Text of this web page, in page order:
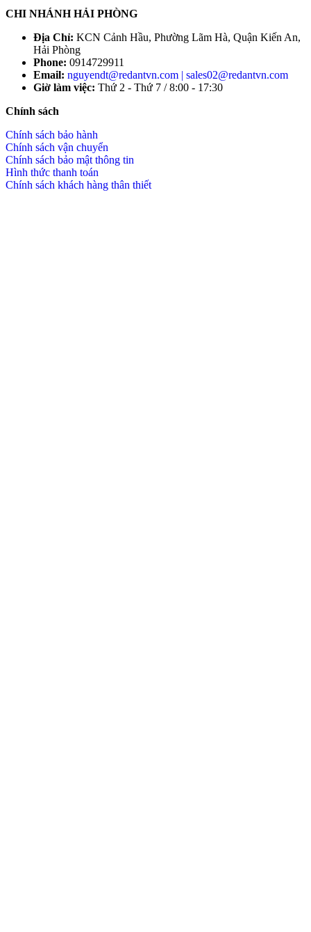
CHI NHÁNH HẢI PHÒNG
Địa Chỉ: KCN Cảnh Hầu, Phường Lãm Hà, Quận Kiến An,
Hải Phòng
Phone: 0914729911
Email: nguyendt@redantvn.com | sales02@redantvn.com
Giờ làm việc: Thứ 2 - Thứ 7 / 8:00 - 17:30
Chính sách
Chính sách bảo hành
Chính sách vận chuyển
Chính sách bảo mật thông tin
Hình thức thanh toán
Chính sách khách hàng thân thiết